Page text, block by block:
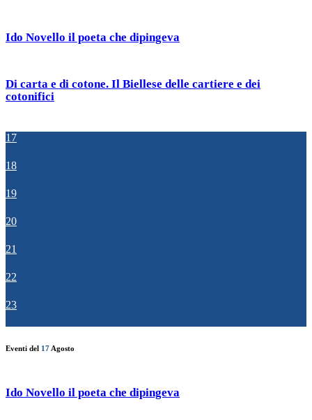
Ido Novello il poeta che dipingeva
Di carta e di cotone. Il Biellese delle cartiere e dei
cotonifici
17
18
19
20
21
22
23
Eventi del 17 Agosto
Ido Novello il poeta che dipingeva